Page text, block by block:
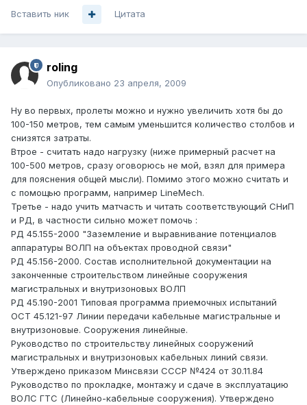
Вставить ник Цитата
roling
Опубликовано 23 апреля, 2009
Ну во первых, пролеты можно и нужно увеличить хотя бы до
100-150 метров, тем самым уменьшится количество столбов и
снизятся затраты.
Втрое - считать надо нагрузку (ниже примерный расчет на
100-500 метров, сразу оговорюсь не мой, взял для примера
для пояснения общей мысли). Помимо этого можно считать и
с помощью программ, например LineMech.
Третье - надо учить матчасть и читать соответствующий СНиП
и РД, в частности сильно может помочь :
РД 45.155-2000 "Заземление и выравнивание потенциалов
аппаратуры ВОЛП на объектах проводной связи"
РД 45.156-2000. Состав исполнительной документации на
законченные строительством линейные сооружения
магистральных и внутризоновых ВОЛП
РД 45.190-2001 Типовая программа приемочных испытаний
ОСТ 45.121-97 Линии передачи кабельные магистральные и
внутризоновые. Сооружения линейные.
Руководство по строительству линейных сооружений
магистральных и внутризоновых кабельных линий связи.
Утверждено приказом Минсвязи СССР №424 от 30.11.84
Руководство по прокладке, монтажу и сдаче в эксплуатацию
ВОЛС ГТС (Линейно-кабельные сооружения). Утверждено